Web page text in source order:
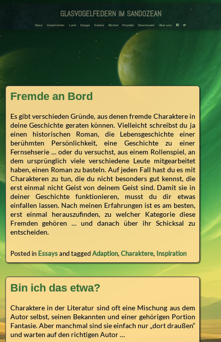
glasvogelfedern im sandozean
Amanda und Adriana Landmann
News Geschichten Lyrik Essays Galerie Bücher Projekte Downloads Über uns F T
Fremde an Bord
Es gibt verschieden Gründe, aus denen fremde Charaktere in
deine Geschichte geraten können. Vielleicht schreibst du ja
einen historischen Roman, die Lebensgeschichte einer
berühmten Persönlichkeit, eine Geschichte zu einer
Fernsehserie … oder du versuchst, aus einem Rollenspiel, an
dem ursprünglich viele verschiedene Leute mitgearbeitet
haben, einen Roman zu basteln. Auf jeden Fall hast du es mit
Charakteren zu tun, die du nicht besonders gut kennst, die
erst einmal nicht Geist von deinem Geist sind. Damit sie in
deiner Geschichte funktionieren, musst du dir etwas
einfallen lassen. Nach meinen Erfahrungen ist es am besten,
erst einmal herauszufinden, zu welcher Kategorie diese
Fremden gehören … und danach über ihr Schicksal zu
entscheiden.
Posted in Essaysand taggedAdaption,Charaktere, Inspiration
Bin ich das etwa?
Charaktere in der Literatur sind oft eine Mischung aus dem
Autor selbst, seinen Bekannten und einer gehörigen Portion
Fantasie. Aber manchmal sind sie einfach nur „dort draußen“
und warten auf den richtigen Autor …